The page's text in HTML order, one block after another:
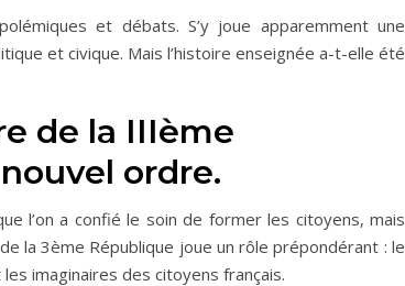
et débats. S’y joue apparemment une
et civique. Mais l’histoire enseignée a-t-elle été
de la IIIème
ordre.
l’on a confié le soin de former les citoyens, mais
la 3ème République joue un rôle prépondérant : le
imaginaires des citoyens français.